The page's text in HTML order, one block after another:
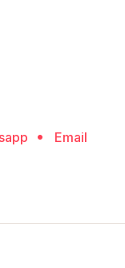
Email